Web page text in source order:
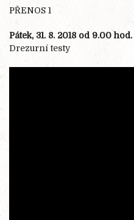
PŘENOS 1
Pátek, 31. 8. 2018 od 9.00 hod.
Drezurní testy